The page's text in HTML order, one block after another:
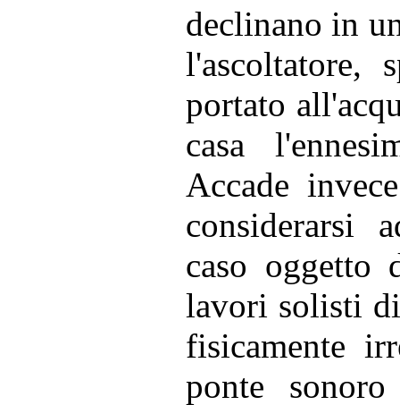
declinano in
l'ascoltatore,
portato
casa
Accade
considerarsi
caso oggetto
lavori solisti
fisicamente
ponte